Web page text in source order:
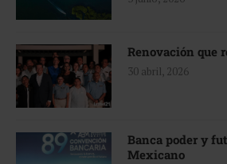
Renovación que
30 abril, 2026
Banca poder y
Mexicano